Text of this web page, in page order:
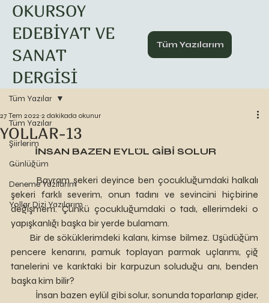
Tüm Yazılarım
OKURSOY
EDEBİYAT VE
SANAT
DERGİSİ
Tüm Yazılar
Şiirlerim
Günlüğüm
Deneme Yazılarım
Yollar Dizi Yazılarım
Tüm Yazılar
YOLLAR-13
27 Tem 2022 2 dakikada okunur
İNSAN BAZEN EYLÜL GİBİ SOLUR
	Bayram şekeri deyince ben çocukluğumdaki halkalı
şekeri farklı severim, onun tadını ve sevincini hiçbirine
değişmem. Çünkü çocukluğumdaki o tadı, ellerimdeki o
yapışkanlığı başka bir yerde bulamam.
pencere kenarını, pamuk toplayan parmak uçlarımı, çiğ
tanelerini ve karıktaki bir karpuzun soluduğu anı, benden
başka kim bilir?